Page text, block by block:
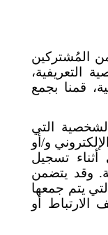
المُشتركين
التعريفية،
قمنا بجمع
التي
و/أو
تسجيل
وقد يتضمن
يتم جمعها
أو